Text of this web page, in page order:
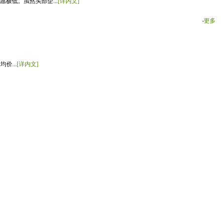
‧更多
价... [详内文]